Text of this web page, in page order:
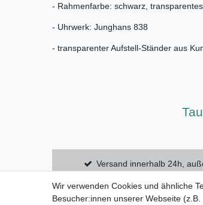
- Rahmenfarbe: schwarz,
- Uhrwerk: Junghans 838
- transparenter Aufstell-Ständer aus
Versand innerhalb 24h,
Wir verwenden Cookies und ähnliche
Besucher:innen unserer Webseite